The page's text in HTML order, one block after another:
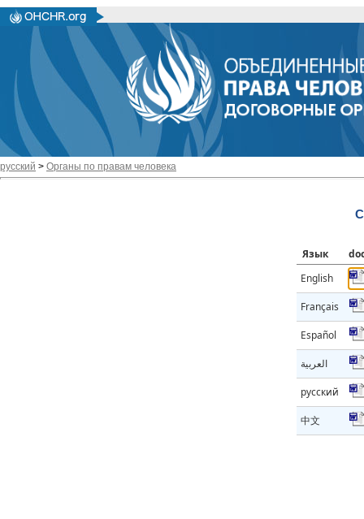
русский > Органы по правам человека
Язык
English
Français
Español
العربية
русский
中文